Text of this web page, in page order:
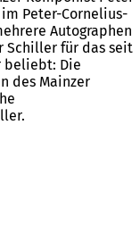
Peter-Cornelius-
Autographen
Schiller für das seit
beliebt: Die
des Mainzer